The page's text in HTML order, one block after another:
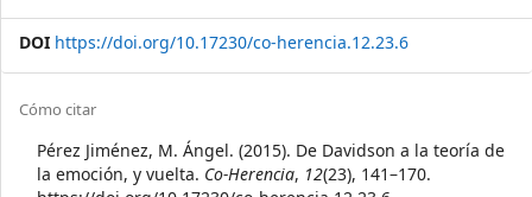
DOI https://doi.org/10.17230/co-herencia.12.23.6
Article
Details
Cómo citar
Pérez Jiménez, M. Ángel. (2015). De Davidson a la teoría de
la emoción, y vuelta. Co-Herencia, 12(23), 141–170.